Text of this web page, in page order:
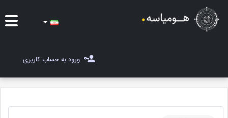
ورود به حساب کاربری